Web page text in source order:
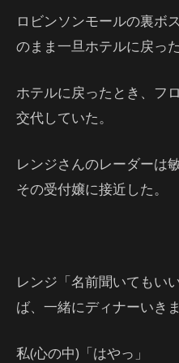
ロビンソンモールの裏ボ
のまま一旦ホテルに戻った
ホテルに戻ったとき、フ
交代していた。
レンジさんのレーダーは
その受付嬢に接近した。
レンジ「名前聞いてもい
ば、一緒にディナーいき
私(心の中)「はやっ」